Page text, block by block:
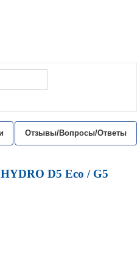
Отзывы/Вопросы/Ответы
D5 Eco / G5